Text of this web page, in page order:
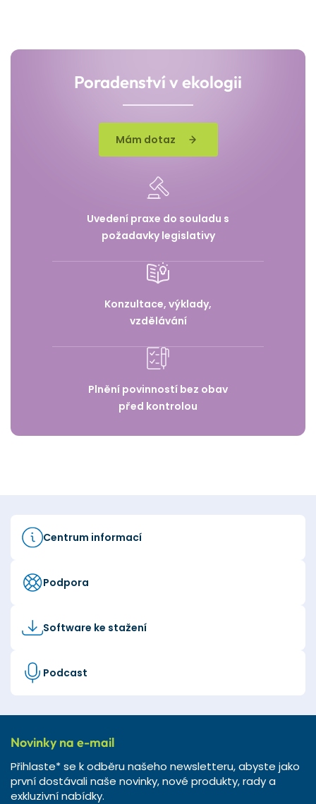
Poradenství v ekologii
Mám dotaz
Uvedení praxe do souladu s
požadavky legislativy
Konzultace, výklady,
vzdělávání
Plnění povinností bez obav
před kontrolou
Centrum informací
Podpora
Software ke stažení
Podcast
Novinky na e-mail
Přihlaste* se k odběru našeho newsletteru, abyste jako
první dostávali naše novinky, nové produkty, rady a
exkluzivní nabídky.